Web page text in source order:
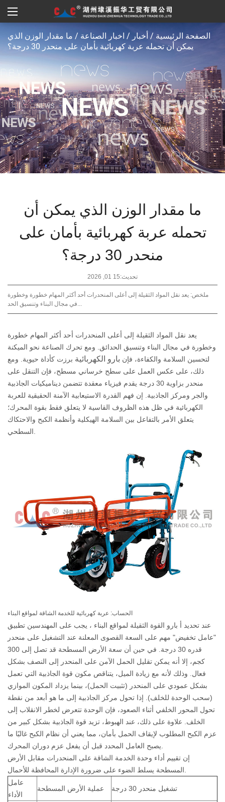
الصفحة الرئيسية / أخبار / اخبار الصناعة / ما مقدار الوزن الذي
يمكن أن تحمله عربة كهربائية بأمان على منحدر 30 درجة؟
ما مقدار الوزن الذي يمكن أن
تحمله عربة كهربائية بأمان على
منحدر 30 درجة؟
تحديث:15 01, 2026
ملخص: يعد نقل المواد الثقيلة إلى أعلى المنحدرات أحد أكثر المهام خطورة وخطورة
في مجال البناء وتنسيق الحد...
يعد نقل المواد الثقيلة إلى أعلى المنحدرات أحد أكثر المهام خطورة
وخطورة في مجال البناء وتنسيق الحدائق. ومع تحرك الصناعة نحو الميكنة
لتحسين السلامة والكفاءة، فإن بارو الكهربائية برزت كأداة حيوية. ومع
ذلك، على عكس العمل على سطح خرساني مسطح، فإن التنقل على
منحدر بزاوية 30 درجة يقدم فيزياء معقدة تتضمن ديناميكيات الجاذبية
والجر ومركز الجاذبية. إن فهم القدرة الاستيعابية الآمنة الحقيقية للعربة
الكهربائية في ظل هذه الظروف القاسية لا يتعلق فقط بقوة المحرك؛
يتعلق الأمر بالتفاعل بين السلامة الهيكلية وأنظمة الكبح والاحتكاك
الحساب: عربة كهربائية للخدمة الشاقة لمواقع البناء
عند تحديد أ بارو القوة الثقيلة لمواقع البناء ، يجب على المهندسين تطبيق
"عامل تخفيض" مهم على السعة القصوى المعلنة عند التشغيل على منحدر
قدره 30 درجة. في حين أن سعة الأرض المسطحة قد تصل إلى 300
كجم، إلا أنه يمكن تقليل الحمل الآمن على المنحدر إلى النصف بشكل
فعال. وذلك لأنه مع زيادة الميل، يتناقص مكون قوة الجاذبية التي تعمل
بشكل عمودي على المنحدر (تثبيت الحمل)، بينما يزداد المكون الموازي
(سحب الوحدة للخلف). إذا تحول مركز الجاذبية إلى ما هو أبعد من نقطة
تحول المحور الخلفي أثناء الصعود، فإن الوحدة تتعرض لخطر الانقلاب إلى
الخلف. علاوة على ذلك، عند الهبوط، تزيد قوة الجاذبية بشكل كبير من
عزم الكبح المطلوب لإيقاف الحمل بأمان، مما يعني أن نظام الكبح غالبًا ما
إن تقييم أداء وحدة الخدمة الشاقة على المنحدرات مقابل الأرض
عامل
الأداء
عملية الأرض المسطحة تشغيل منحدر 30 درجة